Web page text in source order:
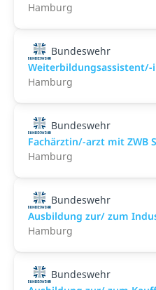
Hamburg
Bundeswehr
Hamburg
Bundeswehr
Fachärztin/-arzt mit ZWB
Hamburg
Bundeswehr
Ausbildung zur/ zum
Hamburg
Bundeswehr